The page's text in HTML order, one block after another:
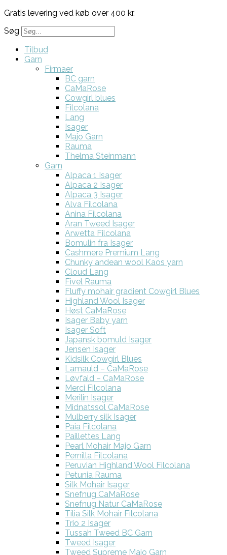
Gratis levering ved køb over 400 kr.
Søg
Tilbud
Garn
Firmaer
BC garn
CaMaRose
Cowgirl blues
Filcolana
Lang
Isager
Majo Garn
Rauma
Thelma Steinmann
Garn
Alpaca 1 Isager
Alpaca 2 Isager
Alpaca 3 Isager
Alva Filcolana
Anina Filcolana
Aran Tweed Isager
Arwetta Filcolana
Bomulin fra Isager
Cashmere Premium Lang
Chunky andean wool Kaos yarn
Cloud Lang
Fivel Rauma
Fluffy mohair gradient Cowgirl Blues
Highland Wool Isager
Høst CaMaRose
Isager Baby yarn
Isager Soft
Japansk bomuld Isager
Jensen Isager
Kidsilk Cowgirl Blues
Lamauld – CaMaRose
Løvfald – CaMaRose
Merci Filcolana
Merilin Isager
Midnatssol CaMaRose
Mulberry silk Isager
Paia Filcolana
Paillettes Lang
Pearl Mohair Majo Garn
Pernilla Filcolana
Peruvian Highland Wool Filcolana
Petunia Rauma
Silk Mohair Isager
Snefnug CaMaRose
Snefnug Natur CaMaRose
Tilia Silk Mohair Filcolana
Trio 2 Isager
Tussah Tweed BC Garn
Tweed Isager
Tweed Supreme Majo Garn